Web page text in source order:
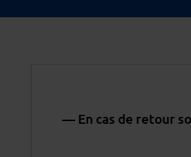
— En cas de retour